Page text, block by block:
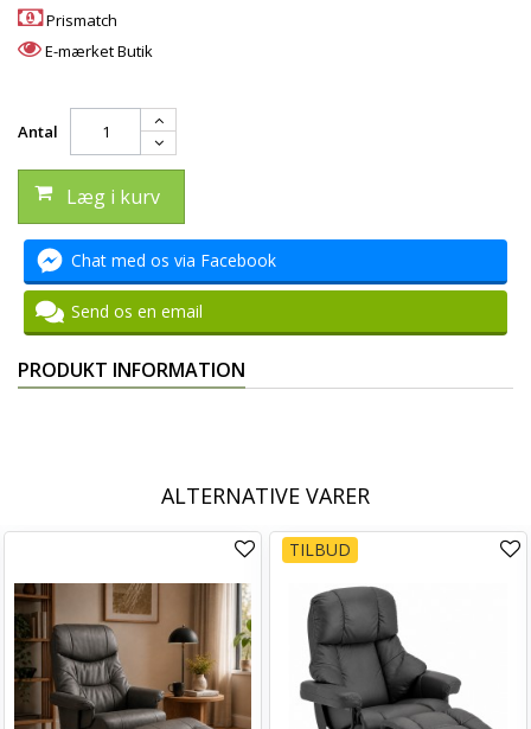
Prismatch
E-mærket Butik
Antal
Læg i kurv
Chat med os via Facebook
Send os en email
PRODUKT INFORMATION
ALTERNATIVE VARER
TILBUD